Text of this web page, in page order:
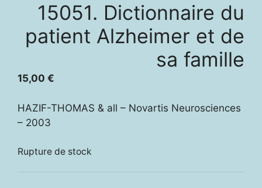
15051. Dictionnaire du
patient Alzheimer et de
sa famille
15,00 €
HAZIF-THOMAS & all – Novartis Neurosciences
– 2003
Rupture de stock